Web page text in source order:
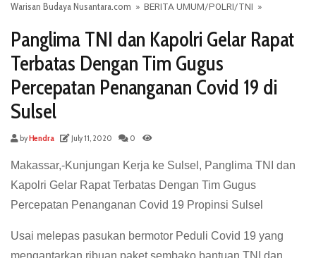
Warisan Budaya Nusantara.com » BERITA UMUM/POLRI/TNI »
Panglima TNI dan Kapolri Gelar Rapat
Terbatas Dengan Tim Gugus
Percepatan Penanganan Covid 19 di
Sulsel
byHendra July 11, 2020 0
Makassar,-Kunjungan Kerja ke Sulsel, Panglima TNI dan
Kapolri Gelar Rapat Terbatas Dengan Tim Gugus
Percepatan Penanganan Covid 19 Propinsi Sulsel
Usai melepas pasukan bermotor Peduli Covid 19 yang
mengantarkan ribuan paket sembako bantuan TNI dan